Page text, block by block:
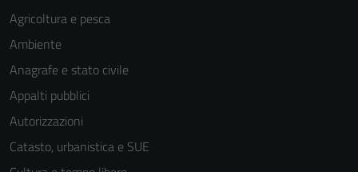
Agricoltura e pesca
Ambiente
Anagrafe e stato civile
Appalti pubblici
Autorizzazioni
Catasto, urbanistica e SUE